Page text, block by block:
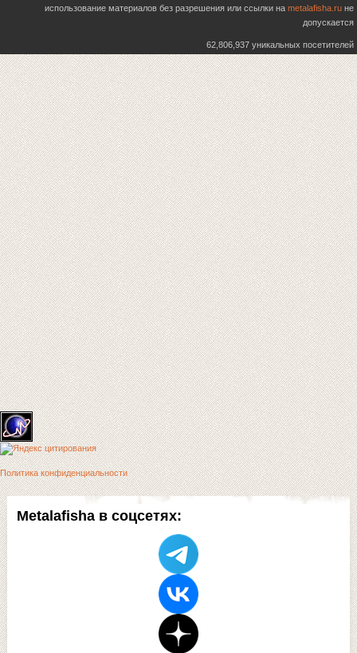
Metalafisha в соцсетях:
использование материалов без разрешения или ссылки на metalafisha.ru не
допускается
62,806,937 уникальных посетителей
Политика конфиденциальности